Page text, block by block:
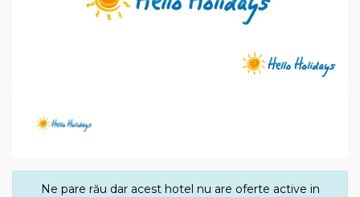
Ne pare rău dar acest hotel nu are oferte active in